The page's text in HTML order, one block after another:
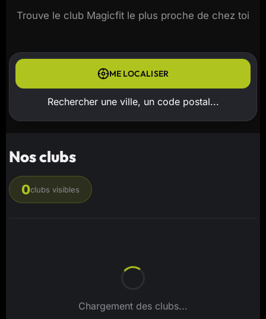
Trouve le club Magicfit le plus proche de chez toi
ME LOCALISER
Nos clubs
0clubs visibles
Chargement des clubs...